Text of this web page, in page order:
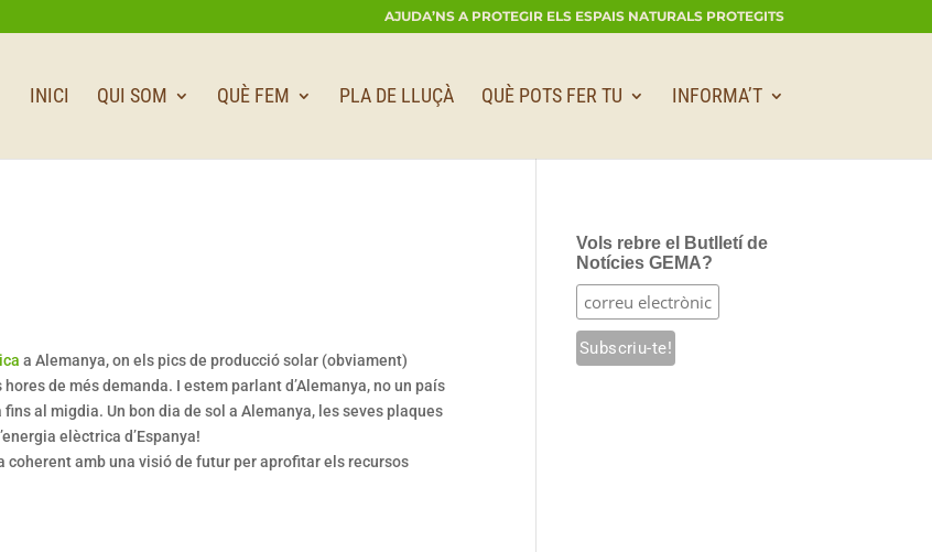
AJUDA’NS A PROTEGIR ELS ESPAIS NATURALS PROTEGITS
INICI QUI SOM QUÈ FEM PLA DE LLUÇÀ QUÈ POTS FER TU INFORMA’T
a Alemanya, on els pics de producció solar (obviament)
de més demanda. I estem parlant d’Alemanya, no un país
al migdia. Un bon dia de sol a Alemanya, les seves plaques
elèctrica d’Espanya!
amb una visió de futur per aprofitar els recursos
Vols rebre el Butlletí de
Notícies GEMA?